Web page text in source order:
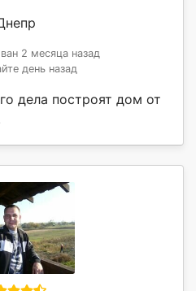
2 месяца назад
день назад
дела построят дом от